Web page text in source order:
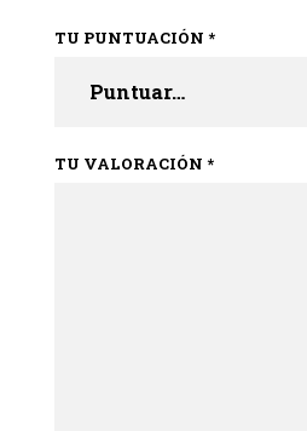
TU PUNTUACIÓN *
TU VALORACIÓN *